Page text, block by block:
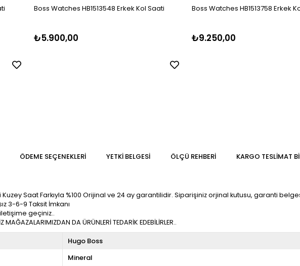
Boss Watches HB1513548 Erkek Kol Saati
₺5.900,00
Boss Watches HB1513758 Erkek
₺9.250,00
ÖDEME SEÇENEKLERI YETKİ BELGESİ ÖLÇÜ REHBERI KARGO TESLIMAT
Kuzey Saat Farkıyla %100 Orijinal ve 24 ay garantilidir. Siparişiniz orjinal kutusu, garanti
3-6-9 Taksit İmkanı
geçiniz..
MAĞAZALARIMIZDAN DA ÜRÜNLERİ TEDARİK EDEBİLİRLER..
Hugo Boss
Mineral